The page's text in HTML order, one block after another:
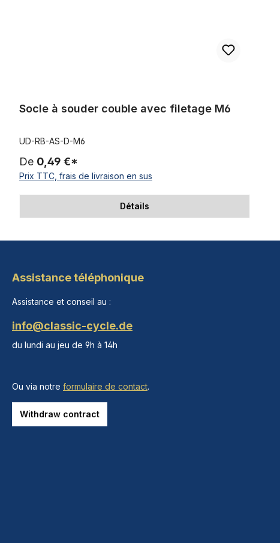
Socle à souder couble avec filetage M6
UD-RB-AS-D-M6
De 0,49 €*
Prix TTC, frais de livraison en sus
Détails
Assistance téléphonique
Assistance et conseil au :
info@classic-cycle.de
du lundi au jeu de 9h à 14h
Ou via notre formulaire de contact.
Withdraw contract